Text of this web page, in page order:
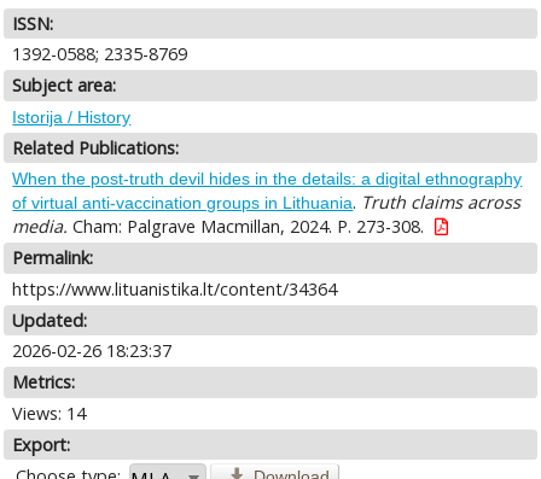
ISSN:
1392-0588; 2335-8769
Subject area:
Istorija / History
Related Publications:
When the post-truth devil hides in the details: a digital ethnography
of virtual anti-vaccination groups in Lithuania. Truth claims across
media. Cham: Palgrave Macmillan, 2024. P. 273-308.
Permalink:
https://www.lituanistika.lt/content/34364
Updated:
2026-02-26 18:23:37
Metrics:
Views: 14
Export: